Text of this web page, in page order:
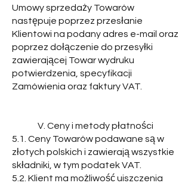
Umowy sprzedaży Towarów
następuje poprzez przesłanie
Klientowi na podany adres e-mail oraz
poprzez dołączenie do przesyłki
zawierającej Towar wydruku
potwierdzenia, specyfikacji
Zamówienia oraz faktury VAT.
V. Ceny i metody płatności
5.1. Ceny Towarów podawane są w
złotych polskich i zawierają wszystkie
składniki, w tym podatek VAT.
5.2. Klient ma możliwość uiszczenia